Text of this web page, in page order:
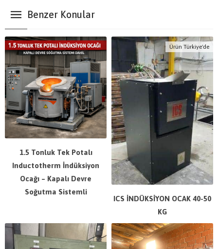
Benzer Konular
1.5 Tonluk Tek Potalı
Inductotherm İndüksiyon
Ocağı – Kapalı Devre
Soğutma Sistemli
Ürün Türkiye'de
ICS İNDÜKSİYON OCAK 40-50
KG